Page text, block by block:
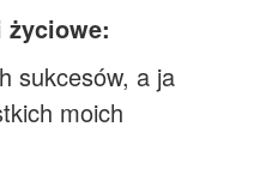
życiowe:
sukcesów, a ja
moich